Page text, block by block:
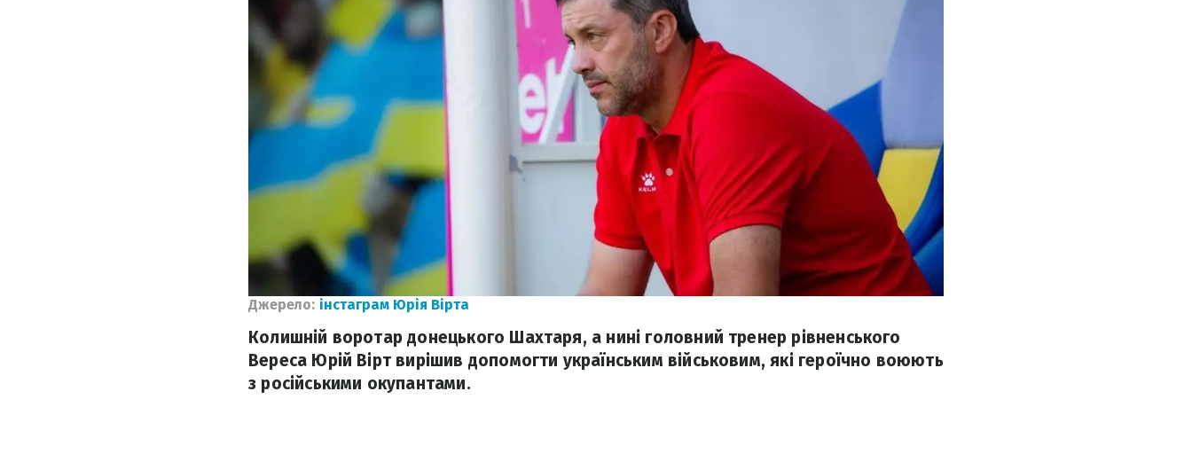
Джерело: інстаграм Юрія Вірта
Колишній воротар донецького Шахтаря, а нині головний тренер рівненського
Вереса Юрій Вірт вирішив допомогти українським військовим, які героїчно воюють
з російськими окупантами.